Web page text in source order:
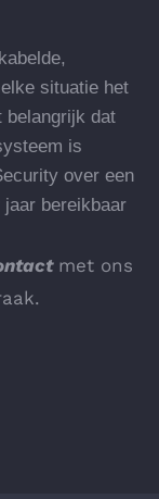
situatie het
belangrijk dat
is
over een
bereikbaar
met ons